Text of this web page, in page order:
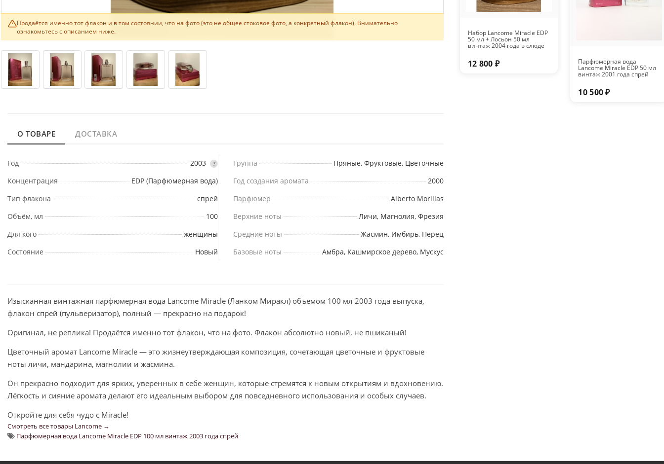
Продаётся именно тот флакон и в том состоянии, что на фото (это не общее стоковое фото, а конкретный флакон). Внимательно
ознакомьтесь с описанием ниже.
О ТОВАРЕ ДОСТАВКА
Год 2003 ?
Концентрация
EDP (Парфюмерная вода)
Тип флакона
спрей
Объём, мл
100
Для кого
женщины
Состояние
Новый
Группа
Пряные, Фруктовые, Цветочные
Год создания аромата
2000
Парфюмер
Alberto Morillas
Верхние ноты
Личи, Магнолия, Фрезия
Средние ноты
Жасмин, Имбирь, Перец
Базовые ноты
Амбра, Кашмирское дерево, Мускус
Изысканная винтажная парфюмерная вода Lancome Miracle (Ланком Миракл) объёмом 100 мл 2003 года выпуска,
флакон спрей (пульверизатор), полный — прекрасно на подарок!
Оригинал, не реплика! Продаётся именно тот флакон, что на фото. Флакон абсолютно новый, не пшиканый!
Цветочный аромат Lancome Miracle — это жизнеутверждающая композиция, сочетающая цветочные и фруктовые
ноты личи, мандарина, магнолии и жасмина.
Он прекрасно подходит для ярких, уверенных в себе женщин, которые стремятся к новым открытиям и вдохновению.
Лёгкость и сияние аромата делают его идеальным выбором для повседневного использования и особых случаев.
Откройте для себя чудо с Miracle!
Смотреть все товары Lancome →
Набор Lancome Miracle EDP
50 мл + Лосьон 50 мл
винтаж 2004 года в слюде
12 800 ₽ Парфюмерная вода
Lancome Miracle EDP 50 мл
винтаж 2001 года спрей
10 500 ₽
Парфюмерная вода Lancome Miracle EDP 100 мл винтаж 2003 года спрей